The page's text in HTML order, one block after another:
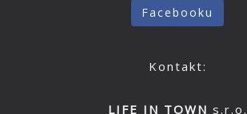
Facebooku
Kontakt:
LIFE IN TOWN s.r.o.